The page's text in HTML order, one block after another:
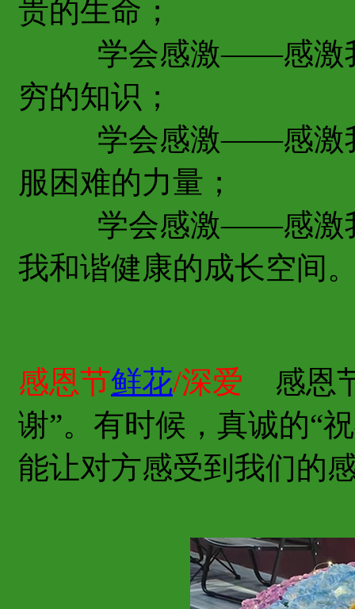
贵的生命；
学会感激——感激我
穷的知识；
学会感激——感激我
服困难的力量；
学会感激——感激我
我和谐健康的成长空间
感恩节鲜花/深爱 感恩
谢”。有时候，真诚的“
能让对方感受到我们的